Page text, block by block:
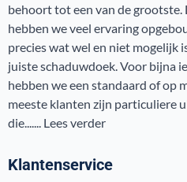
behoort tot een van de grootste.
hebben we veel ervaring
precies wat wel en niet mogelijk
juiste schaduwdoek. Voor bijna
hebben we een standaard of op
meeste klanten zijn particuliere
die....... Lees verder
Klantenservice